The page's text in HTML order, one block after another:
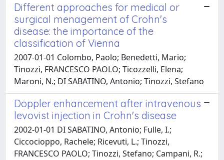
Different approaches for medical or
surgical menagement of Crohn's
disease: the importance of the
classification of Vienna
2007-01-01 Colombo, Paolo; Benedetti, Mario;
Tinozzi, FRANCESCO PAOLO; Ticozzelli, Elena;
Maroni, N.; DI SABATINO, Antonio; Tinozzi, Stefano
Doppler enhancement after intravenous
levovist injection in Crohn's disease
2002-01-01 DI SABATINO, Antonio; Fulle, I.;
Ciccocioppo, Rachele; Ricevuti, L.; Tinozzi,
FRANCESCO PAOLO; Tinozzi, Stefano; Campani, R.;